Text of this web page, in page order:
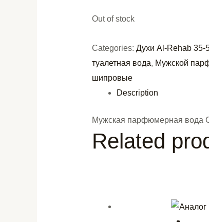
Out of stock
Categories: Духи Al-Rehab 35-
туалетная вода, Мужской
шипровые
Description
Мужская парфюмерная вода
Related